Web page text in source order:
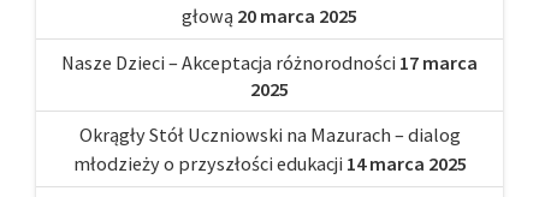
głową 20 marca 2025
Nasze Dzieci – Akceptacja różnorodności 17 marca
2025
Okrągły Stół Uczniowski na Mazurach – dialog
młodzieży o przyszłości edukacji 14 marca 2025